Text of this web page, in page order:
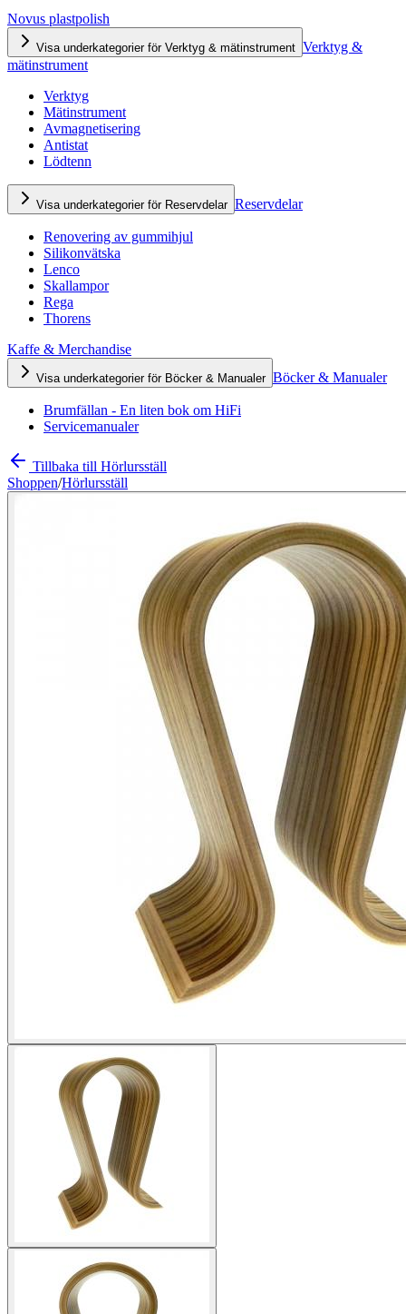
Novus plastpolish
Visa underkategorier för Verktyg & mätinstrument Verktyg &
mätinstrument
Verktyg
Mätinstrument
Avmagnetisering
Antistat
Lödtenn
Visa underkategorier för Reservdelar Reservdelar
Renovering av gummihjul
Silikonvätska
Lenco
Skallampor
Rega
Thorens
Kaffe & Merchandise
Visa underkategorier för Böcker & Manualer Böcker & Manualer
Brumfällan - En liten bok om HiFi
Servicemanualer
Tillbaka till Hörlursställ
Shoppen/Hörlursställ